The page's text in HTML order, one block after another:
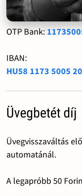
OTP Bank:
IBAN:
HU58 1173 5005
Üvegbetét díj
Üvegvisszaváltás
automatánál.
A legapróbb 50